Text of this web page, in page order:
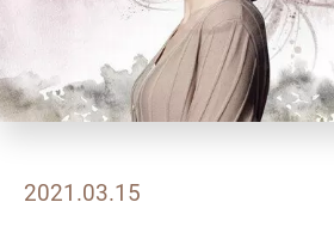
2021.03.15